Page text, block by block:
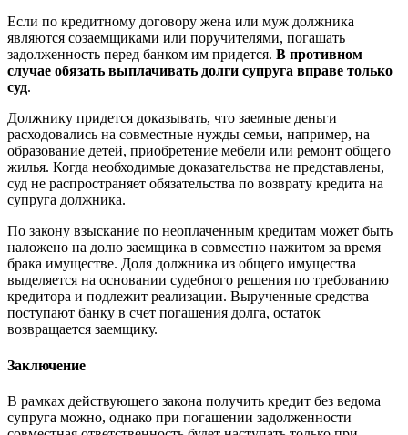
Если по кредитному договору жена или муж должника
являются созаемщиками или поручителями, погашать
задолженность перед банком им придется. В противном
случае обязать выплачивать долги супруга вправе только
суд.
Должнику придется доказывать, что заемные деньги
расходовались на совместные нужды семьи, например, на
образование детей, приобретение мебели или ремонт общего
жилья. Когда необходимые доказательства не представлены,
суд не распространяет обязательства по возврату кредита на
супруга должника.
По закону взыскание по неоплаченным кредитам может быть
наложено на долю заемщика в совместно нажитом за время
брака имуществе. Доля должника из общего имущества
выделяется на основании судебного решения по требованию
кредитора и подлежит реализации. Вырученные средства
поступают банку в счет погашения долга, остаток
возвращается заемщику.
Заключение
В рамках действующего закона получить кредит без ведома
супруга можно, однако при погашении задолженности